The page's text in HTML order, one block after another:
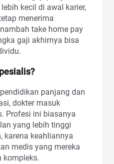
kecil di awal karier,
menerima
take home pay
gaji akhirnya bisa
panjang dan
dokter masuk
Profesi ini biasanya
yang lebih tinggi
karena keahliannya
medis yang mereka
kompleks.